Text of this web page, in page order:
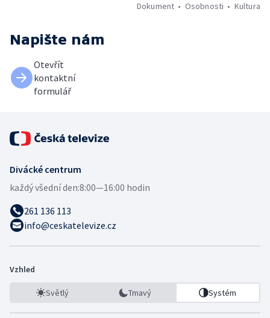
Dokument
Osobnosti Kultura
Napište nám
Otevřít
kontaktní
formulář
Divácké centrum
každý všední den:8:00—16:00 hodin
261 136 113
info@ceskatelevize.cz
Vzhled
Světlý Tmavý Systém